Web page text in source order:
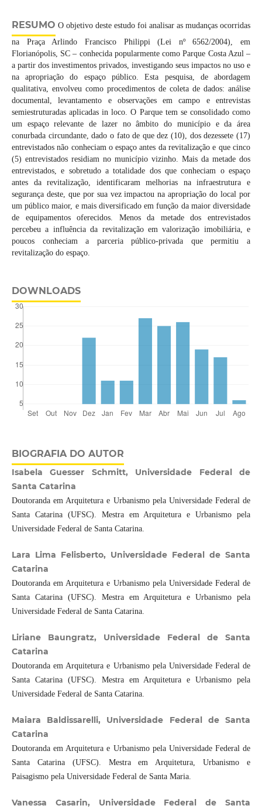
RESUMO O objetivo deste estudo foi analisar as mudanças ocorridas
na Praça Arlindo Francisco Philippi (Lei nº 6562/2004), em
Florianópolis, SC – conhecida popularmente como Parque Costa Azul –
a partir dos investimentos privados, investigando seus impactos no uso e
na apropriação do espaço público. Esta pesquisa, de abordagem
qualitativa, envolveu como procedimentos de coleta de dados: análise
documental, levantamento e observações em campo e entrevistas
semiestruturadas aplicadas in loco. O Parque tem se consolidado como
um espaço relevante de lazer no âmbito do município e da área
conurbada circundante, dado o fato de que dez (10), dos dezessete (17)
entrevistados não conheciam o espaço antes da revitalização e que cinco
(5) entrevistados residiam no município vizinho. Mais da metade dos
entrevistados, e sobretudo a totalidade dos que conheciam o espaço
antes da revitalização, identificaram melhorias na infraestrutura e
segurança deste, que por sua vez impactou na apropriação do local por
um público maior, e mais diversificado em função da maior diversidade
de equipamentos oferecidos. Menos da metade dos entrevistados
percebeu a influência da revitalização em valorização imobiliária, e
poucos conheciam a parceria público-privada que permitiu a
revitalização do espaço.
DOWNLOADS
BIOGRAFIA DO AUTOR
Isabela Guesser Schmitt, Universidade Federal de
Santa Catarina
Doutoranda em Arquitetura e Urbanismo pela Universidade Federal de
Santa Catarina (UFSC). Mestra em Arquitetura e Urbanismo pela
Universidade Federal de Santa Catarina.
Lara Lima Felisberto, Universidade Federal de Santa
Catarina
Doutoranda em Arquitetura e Urbanismo pela Universidade Federal de
Santa Catarina (UFSC). Mestra em Arquitetura e Urbanismo pela
Universidade Federal de Santa Catarina.
Liriane Baungratz, Universidade Federal de Santa
Catarina
Doutoranda em Arquitetura e Urbanismo pela Universidade Federal de
Santa Catarina (UFSC). Mestra em Arquitetura e Urbanismo pela
Universidade Federal de Santa Catarina.
Maiara Baldissarelli, Universidade Federal de Santa
Catarina
Doutoranda em Arquitetura e Urbanismo pela Universidade Federal de
Santa Catarina (UFSC). Mestra em Arquitetura, Urbanismo e
Paisagismo pela Universidade Federal de Santa Maria.
Vanessa Casarin, Universidade Federal de Santa